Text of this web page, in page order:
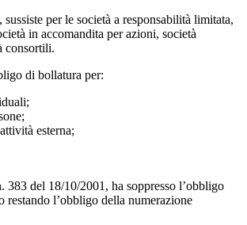
per le società a responsabilità limitata,
in accomandita per azioni, società
consortili.
di bollatura per:
esterna;
383 del 18/10/2001, ha soppresso l’obbligo
restando l’obbligo della numerazione